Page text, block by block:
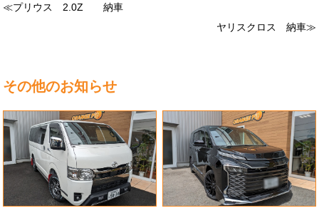
≪プリウス 2.0Z 納車
ヤリスクロス 納車≫
その他のお知らせ